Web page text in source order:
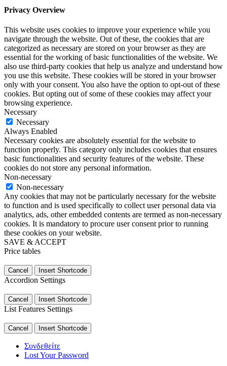
Privacy Overview
This website uses cookies to improve your experience while you
navigate through the website. Out of these, the cookies that are
categorized as necessary are stored on your browser as they are
essential for the working of basic functionalities of the website. We
also use third-party cookies that help us analyze and understand how
you use this website. These cookies will be stored in your browser
only with your consent. You also have the option to opt-out of these
cookies. But opting out of some of these cookies may affect your
browsing experience.
Necessary
Necessary
Always Enabled
Necessary cookies are absolutely essential for the website to
function properly. This category only includes cookies that ensures
basic functionalities and security features of the website. These
cookies do not store any personal information.
Non-necessary
Non-necessary
Any cookies that may not be particularly necessary for the website
to function and is used specifically to collect user personal data via
analytics, ads, other embedded contents are termed as non-necessary
cookies. It is mandatory to procure user consent prior to running
these cookies on your website.
SAVE & ACCEPT
Price tables
Cancel Insert Shortcode
Accordion Settings
Cancel Insert Shortcode
List Features Settings
Cancel Insert Shortcode
Συνδεθείτε
Lost Your Password